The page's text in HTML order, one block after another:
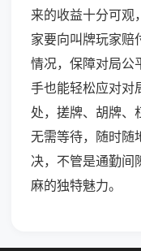
来的收益十分可观
家要向叫牌玩家赔
情况，保障对局公
手也能轻松应对对
处，搓牌、胡牌、
无需等待，随时随
决，不管是通勤间
麻的独特魅力。